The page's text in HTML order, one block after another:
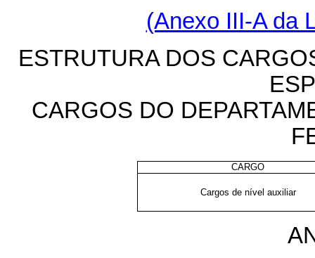
(Anexo III-A da
ESTRUTURA DOS
CARGOS DO
CARGO
Cargos de nível auxiliar